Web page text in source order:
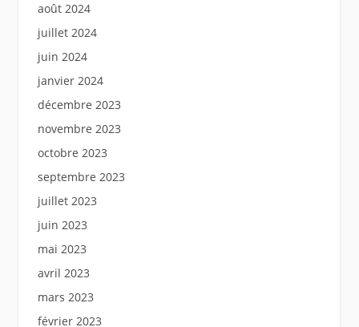
août 2024
juillet 2024
juin 2024
janvier 2024
décembre 2023
novembre 2023
octobre 2023
septembre 2023
juillet 2023
juin 2023
mai 2023
avril 2023
mars 2023
février 2023